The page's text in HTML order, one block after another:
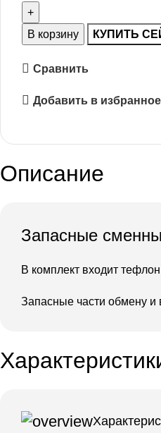
В корзину КУПИТЬ
Сравнить
Добавить в избранное
Описание
Запасные
В комплект входит
Запасные части обмену и